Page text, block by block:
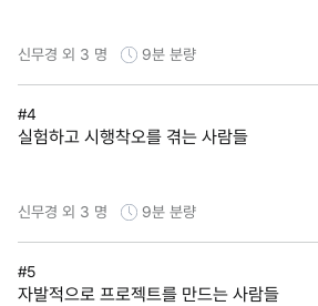
신무경 외 3 명 9분 분량
#4
실험하고 시행착오를 겪는 사람들
신무경 외 3 명 9분 분량
#5
자발적으로 프로젝트를 만드는 사람들